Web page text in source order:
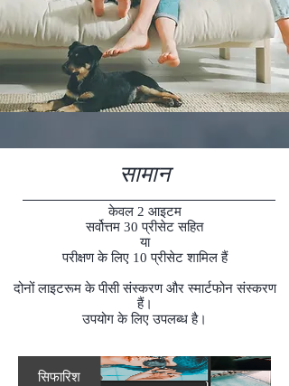
सामान
केवल 2 आइटम
सर्वोत्तम 30 प्रीसेट सहित
या
परीक्षण के लिए 10 प्रीसेट शामिल हैं
दोनों लाइटरूम के पीसी संस्करण और स्मार्टफोन संस्करण
हैं।
उपयोग के लिए उपलब्ध है।
सिफारिश